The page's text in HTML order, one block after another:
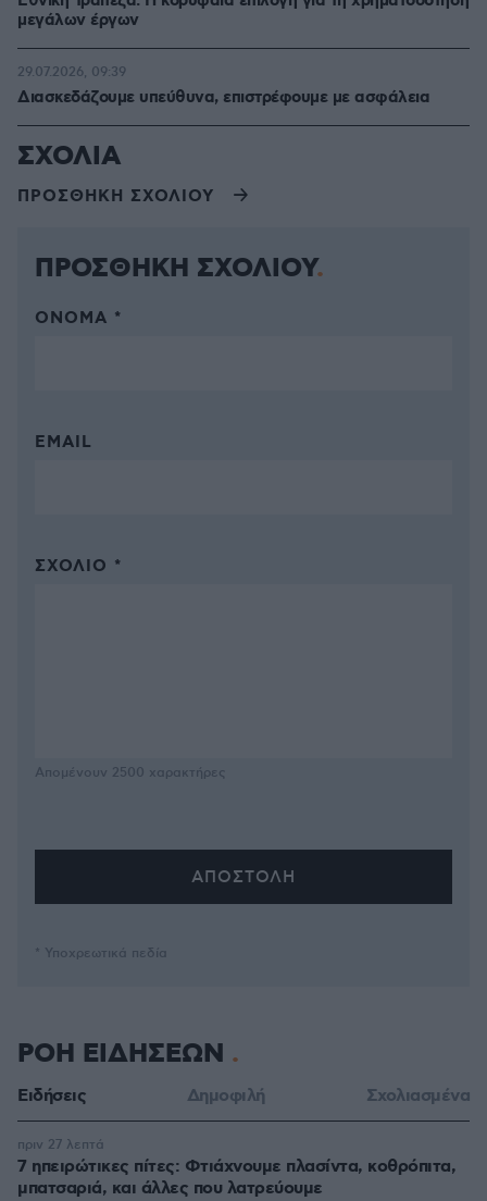
μεγάλων έργων
Διασκεδάζουμε υπεύθυνα, επιστρέφουμε με ασφάλεια
29.07.2026, 09:39
ΣΧΟΛΙΑ
ΠΡΟΣΘΗΚΗ ΣΧΟΛΙΟΥ
ΠΡΟΣΘΗΚΗ ΣΧΟΛΙΟΥ
ΌΝΟΜΑ *
EMAIL
ΣΧΌΛΙΟ *
Απομένουν 2500 χαρακτήρες
* Υποχρεωτικά πεδία
ΡΟΗ ΕΙΔΗΣΕΩΝ
Ειδήσεις Δημοφιλή Σχολιασμένα
7 ηπειρώτικες πίτες: Φτιάχνουμε πλασίντα, κοθρόπιτα,
μπατσαριά, και άλλες που λατρεύουμε
πριν 27 λεπτά